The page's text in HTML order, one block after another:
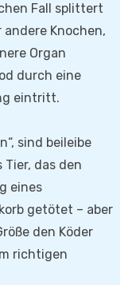
Fall splittert
Knochen,
Organ
durch eine
eintritt.
sind beileibe
Tier, das den
eines
getötet – aber
den Köder
richtigen